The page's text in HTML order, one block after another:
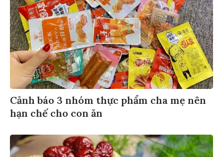
Cảnh báo 3 nhóm thực phẩm cha mẹ nên
hạn chế cho con ăn